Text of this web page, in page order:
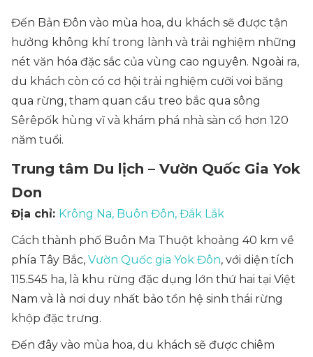
Đến Bản Đôn vào mùa hoa, du khách sẽ được tận
hưởng không khí trong lành và trải nghiệm những
nét văn hóa đặc sắc của vùng cao nguyên. Ngoài ra,
du khách còn có cơ hội trải nghiệm cưỡi voi băng
qua rừng, tham quan cầu treo bắc qua sông
Sêrêpốk hùng vĩ và khám phá nhà sàn cổ hơn 120
năm tuổi.
Trung tâm Du lịch – Vườn Quốc Gia Yok
Don
Địa chỉ: Krông Na, Buôn Đôn, Đắk Lắk
Cách thành phố Buôn Ma Thuột khoảng 40 km về
phía Tây Bắc, Vườn Quốc gia Yok Đôn, với diện tích
115.545 ha, là khu rừng đặc dụng lớn thứ hai tại Việt
Nam và là nơi duy nhất bảo tồn hệ sinh thái rừng
khộp đặc trưng.
Đến đây vào mùa hoa, du khách sẽ được chiêm